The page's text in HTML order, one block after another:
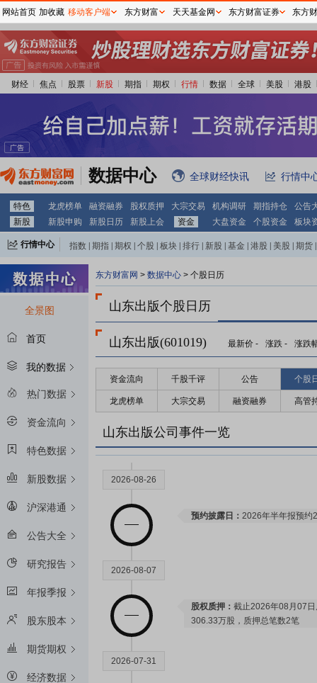
财经 焦点 股票 新股 期指 期权 行情 数据 全球 美股 港股
数据中心 全球财经快讯 行情中
特色 龙虎榜单 融资融券 股权质押 大宗交易 机构调研 期指持仓
公告
新股
新股申购 新股日历 新股上会 资金 大盘资金 个股资金 板块
行情中心 指数 期指 期权 个股 板块 排行 新股 基金 港股 美股 期货
全景图
首页
我的数据
热门数据
资金流向
特色数据
新股数据
沪深港通
公告大全
研究报告
年报季报
股东股本
期货期权
经济数据
东方财富网 > 数据中心 > 个股日历
山东出版个股日历
山东出版(601019) 最新价 - 涨跌 - 涨跌
资金流向 千股千评 公告 个股
龙虎榜单 大宗交易 融资融券 高管
山东出版公司事件一览
2026-08-26
预约披露日： 2026年半年报预约
2026-08-07
股权质押： 截止2026年08月07
306.33万股，质押总笔数2笔
2026-07-31
网站首页 加收藏 移动客户端 东方财富 天天基金网 东方财富证券 东方